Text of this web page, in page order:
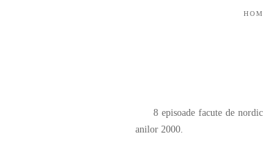
8 episoade facute de
anilor 2000.